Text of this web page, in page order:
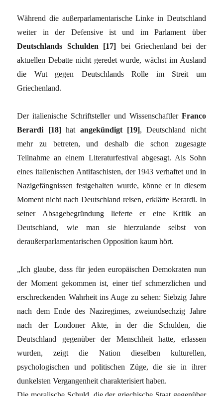
Während die außerparlamentarische Linke in Deutschland
weiter in der Defensive ist und im Parlament über
Deutschlands Schulden [17] bei Griechenland bei der
aktuellen Debatte nicht geredet wurde, wächst im Ausland
die Wut gegen Deutschlands Rolle im Streit um
Griechenland.
Der italienische Schriftsteller und Wissenschaftler Franco
Berardi [18]hat angekündigt [19], Deutschland nicht
mehr zu betreten, und deshalb die schon zugesagte
Teilnahme an einem Literaturfestival abgesagt. Als Sohn
eines italienischen Antifaschisten, der 1943 verhaftet und in
Nazigefängnissen festgehalten wurde, könne er in diesem
Moment nicht nach Deutschland reisen, erklärte Berardi. In
seiner Absagebegründung lieferte er eine Kritik an
Deutschland, wie man sie hierzulande selbst von
deraußerparlamentarischen Opposition kaum hört.
„Ich glaube, dass für jeden europäischen Demokraten nun
der Moment gekommen ist, einer tief schmerzlichen und
erschreckenden Wahrheit ins Auge zu sehen: Siebzig Jahre
nach dem Ende des Naziregimes, zweiundsechzig Jahre
nach der Londoner Akte, in der die Schulden, die
Deutschland gegenüber der Menschheit hatte, erlassen
wurden, zeigt die Nation dieselben kulturellen,
psychologischen und politischen Züge, die sie in ihrer
dunkelsten Vergangenheit charakterisiert haben.